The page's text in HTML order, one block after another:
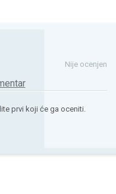
Nije ocenjen
prvi koji će ga oceniti.